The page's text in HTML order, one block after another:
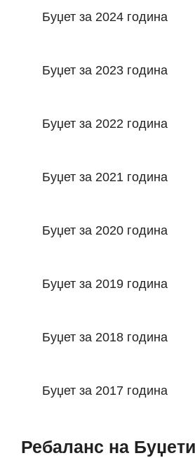
Буџет за 2024 година
Буџет за 2023 година
Буџет за 2022 година
Буџет за 2021 година
Буџет за 2020 година
Буџет за 2019 година
Буџет за 2018 година
Буџет за 2017 година
Ребаланс на Буџети